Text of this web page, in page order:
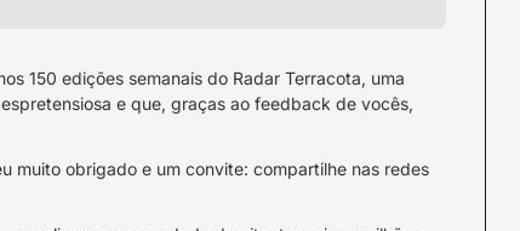
150 edições semanais do Radar Terracota, uma
e que, graças ao feedback de vocês,
muito obrigado e um convite: compartilhe nas redes